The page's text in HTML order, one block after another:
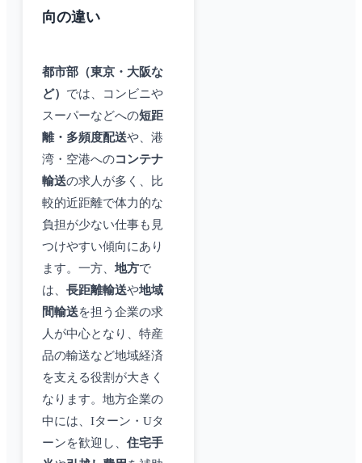
向の違い
都市部（東京・大阪な
ど） では、コンビニや
スーパーなどへの短距
離・多頻度配送や、港
湾・空港へのコンテナ
輸送の求人が多く、比
較的近距離で体力的な
負担が少ない仕事も見
つけやすい傾向にあり
ます。一方、 地方で
は、 長距離輸送や地域
間輸送を担う企業の求
人が中心となり、特産
品の輸送など地域経済
を支える役割が大きく
なります。地方企業の
中には、Iターン・Uタ
ーンを歓迎し、 住宅手